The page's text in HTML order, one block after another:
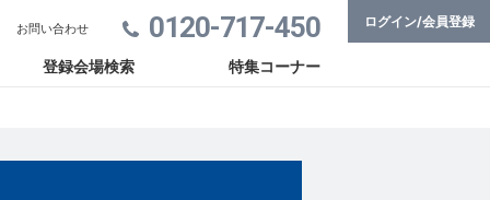
0120-717-450
登録会場検索 特集コーナー
お問い合わせ ログイン/会員登録